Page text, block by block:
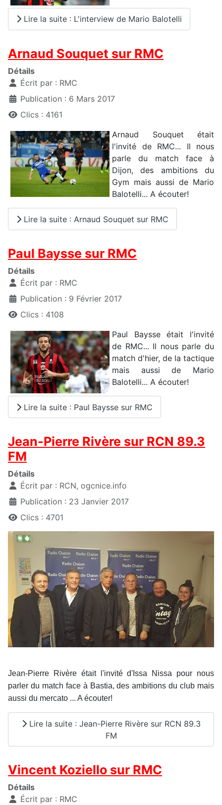
Lire la suite : L'interview de Mario Balotelli
Arnaud Souquet sur RMC
Détails
Écrit par : RMC
Publication : 6 Mars 2017
Clics : 4161
Arnaud Souquet était
l'invité de RMC... Il nous
parle du match face à
Dijon, des ambitions du
Gym mais aussi de Mario
Balotelli... A écouter!
Lire la suite : Arnaud Souquet sur RMC
Paul Baysse sur RMC
Détails
Écrit par : RMC
Publication : 9 Février 2017
Clics : 4108
Paul Baysse était l'invité
de RMC... Il nous parle du
match d'hier, de la tactique
mais aussi de Mario
Balotelli... A écouter!
Lire la suite : Paul Baysse sur RMC
Jean-Pierre Rivère sur RCN 89.3
FM
Détails
Écrit par : RCN, ogcnice.info
Publication : 23 Janvier 2017
Clics : 4701
Jean-Pierre Rivère était l'invité d'Issa Nissa pour nous
parler du match face à Bastia, des ambitions du club mais
aussi du mercato ... A écouter!
Lire la suite : Jean-Pierre Rivère sur RCN 89.3
FM
Vincent Koziello sur RMC
Détails
Écrit par : RMC